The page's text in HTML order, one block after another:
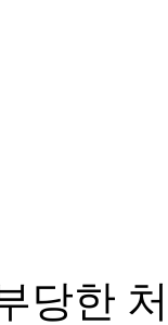
당한